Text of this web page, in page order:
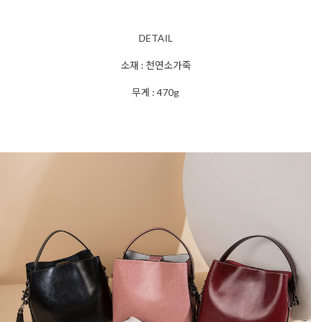
DETAIL
소재 : 천연소가죽
무게 : 470g